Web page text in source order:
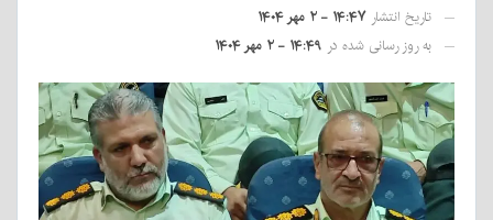
تاریخ انتشار ۱۴:۴۷ - ۲ مهر ۱۴۰۴
به روز رسانی شده در ۱۴:۴۹ - ۲ مهر ۱۴۰۴